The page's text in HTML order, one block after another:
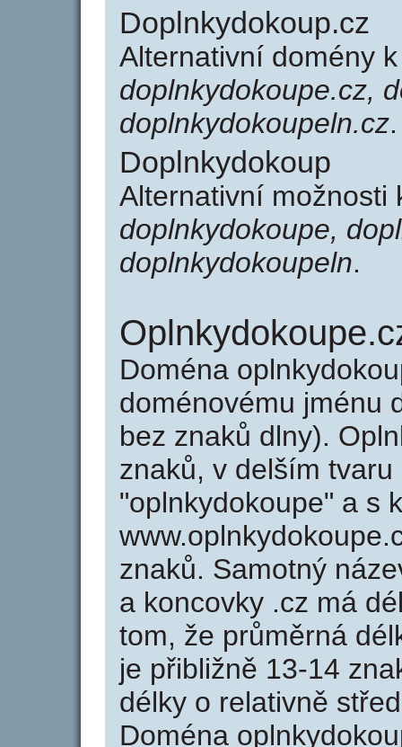
Doplnkydokoup.cz
Alternativní domény
doplnkydokoupe.cz,
doplnkydokoupeln.cz.
Doplnkydokoup
Alternativní možnosti
doplnkydokoupe,
doplnkydokoupeln.
Doména
doménovému jménu
bez znaků dlny).
znaků, v delším tvaru
"oplnkydokoupe" a s
znaků. Samotný
a koncovky .cz má
tom, že průměrná
je přibližně 13-14
délky o relativně
Doména